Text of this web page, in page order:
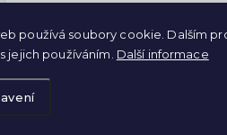
používá soubory cookie. Dalším
jejich používáním. Další informace